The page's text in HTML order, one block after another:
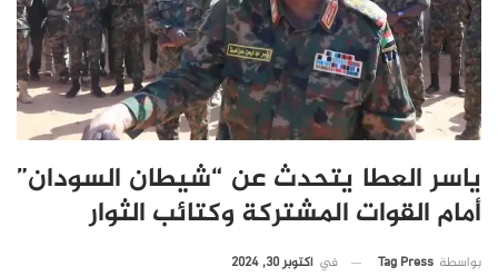
ياسر العطا يتحدث عن “شيطان السودان”
أمام القوات المشتركة وكتائب الثوار
بواسطة Tag Press في أكتوبر 30, 2024